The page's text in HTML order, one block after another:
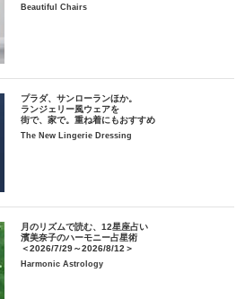
Beautiful Chairs
プラダ、サンローランほか。
ランジェリー風ウェアを
街で、家で。重ね着にもおすすめ
The New Lingerie Dressing
月のリズムで読む、12星座占い
濱美奈子のハーモニー占星術
＜2026/7/29～2026/8/12＞
Harmonic Astrology